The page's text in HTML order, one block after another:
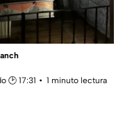
🕑 17:31
1 minuto lectura